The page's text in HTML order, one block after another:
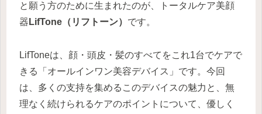
と願う方のために生まれたのが、トータルケア美顔
器 LifTone（リフトーン） です。
LifToneは、顔・頭皮・髪のすべてをこれ1台でケアで
きる「オールインワン美容デバイス」です。今回
は、多くの支持を集めるこのデバイスの魅力と、無
理なく続けられるケアのポイントについて、優しく